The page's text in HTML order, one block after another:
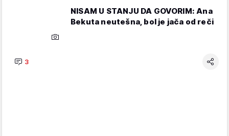
NISAM U STANJU DA GOVORIM: Ana
Bekuta neutešna, bol je jača od reči
3